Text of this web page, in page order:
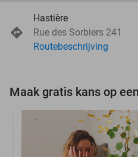
Hastière
Rue des Sorbiers 241
Routebeschrijving